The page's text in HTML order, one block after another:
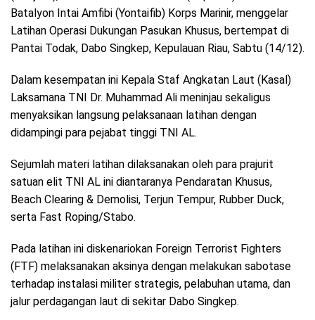
Batalyon Intai Amfibi (Yontaifib) Korps Marinir, menggelar
Latihan Operasi Dukungan Pasukan Khusus, bertempat di
Pantai Todak, Dabo Singkep, Kepulauan Riau, Sabtu (14/12).
Dalam kesempatan ini Kepala Staf Angkatan Laut (Kasal)
Laksamana TNI Dr. Muhammad Ali meninjau sekaligus
menyaksikan langsung pelaksanaan latihan dengan
didampingi para pejabat tinggi TNI AL.
Sejumlah materi latihan dilaksanakan oleh para prajurit
satuan elit TNI AL ini diantaranya Pendaratan Khusus,
Beach Clearing & Demolisi, Terjun Tempur, Rubber Duck,
serta Fast Roping/Stabo.
Pada latihan ini diskenariokan Foreign Terrorist Fighters
(FTF) melaksanakan aksinya dengan melakukan sabotase
terhadap instalasi militer strategis, pelabuhan utama, dan
jalur perdagangan laut di sekitar Dabo Singkep.